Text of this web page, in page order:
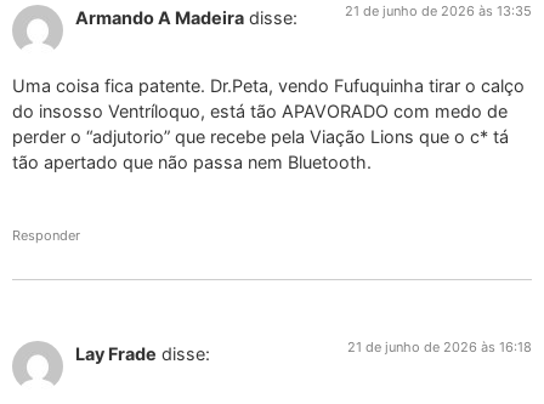
Armando A Madeira disse: 21 de junho de 2026 às 13:35
Uma coisa fica patente. Dr.Peta, vendo Fufuquinha tirar o calço
do insosso Ventríloquo, está tão APAVORADO com medo de
perder o “adjutorio” que recebe pela Viação Lions que o c* tá
tão apertado que não passa nem Bluetooth.
Responder
Lay Frade disse: 21 de junho de 2026 às 16:18